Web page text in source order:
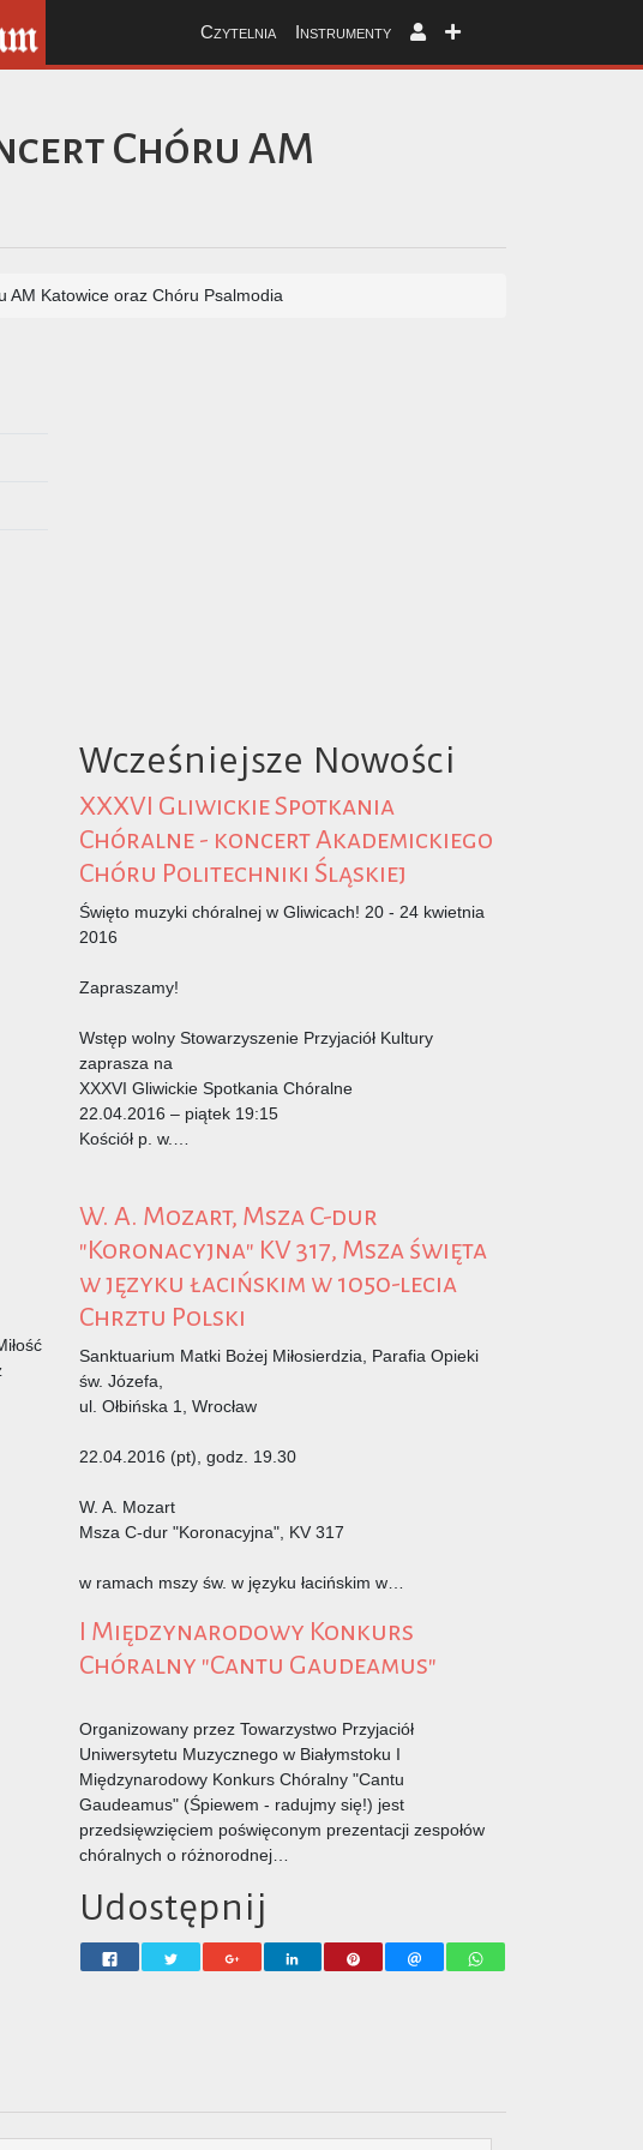
Czytelnia Instrumenty
Chóru AM
AM Katowice oraz Chóru Psalmodia
Wcześniejsze Nowości
XXXVI Gliwickie Spotkania
Chóralne - koncert Akademickiego
Chóru Politechniki Śląskiej
Święto muzyki chóralnej w Gliwicach! 20 - 24 kwietnia
2016
Zapraszamy!
Wstęp wolny Stowarzyszenie Przyjaciół Kultury
zaprasza na
XXXVI Gliwickie Spotkania Chóralne
22.04.2016 – piątek 19:15
Kościół p. w.…
W. A. Mozart, Msza C-dur
"Koronacyjna" KV 317, Msza święta
w języku łacińskim w 1050-lecia
Chrztu Polski
Sanktuarium Matki Bożej Miłosierdzia, Parafia Opieki
św. Józefa,
ul. Ołbińska 1, Wrocław
22.04.2016 (pt), godz. 19.30
W. A. Mozart
Msza C-dur "Koronacyjna", KV 317
w ramach mszy św. w języku łacińskim w…
I Międzynarodowy Konkurs
Chóralny "Cantu Gaudeamus"
Organizowany przez Towarzystwo Przyjaciół
Uniwersytetu Muzycznego w Białymstoku I
Międzynarodowy Konkurs Chóralny "Cantu
Gaudeamus" (Śpiewem - radujmy się!) jest
przedsięwzięciem poświęconym prezentacji zespołów
chóralnych o różnorodnej…
Udostępnij